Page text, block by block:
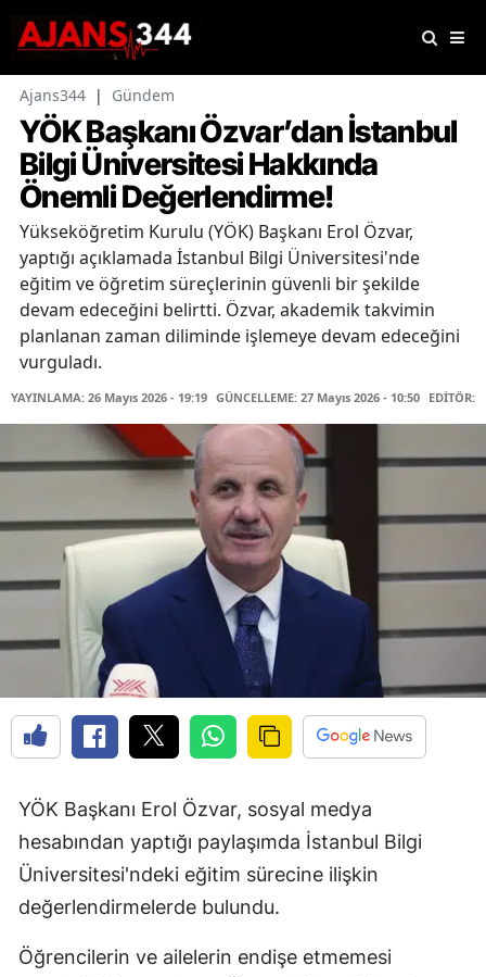
Ajans344 | Gündem
YÖK Başkanı Özvar’dan İstanbul
Bilgi Üniversitesi Hakkında
Önemli Değerlendirme!
Yükseköğretim Kurulu (YÖK) Başkanı Erol Özvar,
yaptığı açıklamada İstanbul Bilgi Üniversitesi'nde
eğitim ve öğretim süreçlerinin güvenli bir şekilde
devam edeceğini belirtti. Özvar, akademik takvimin
planlanan zaman diliminde işlemeye devam edeceğini
vurguladı.
YAYINLAMA: 26 Mayıs 2026 - 19:19 GÜNCELLEME: 27 Mayıs 2026 - 10:50 EDİTÖR:
YÖK Başkanı Erol Özvar, sosyal medya
hesabından yaptığı paylaşımda İstanbul Bilgi
Üniversitesi'ndeki eğitim sürecine ilişkin
değerlendirmelerde bulundu.
Öğrencilerin ve ailelerin endişe etmemesi